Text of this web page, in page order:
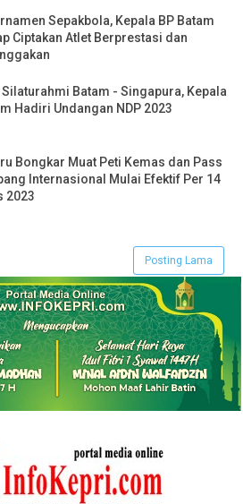
Sepakbola, Kepala BP Batam
Ciptakan Atlet Berprestasi dan
Silaturahmi Batam - Singapura, Kepala
Hadiri Undangan NDP 2023
Bongkar Muat Peti Kemas dan Pass
Internasional Mulai Efektif Per 14
2023
Posting Lama